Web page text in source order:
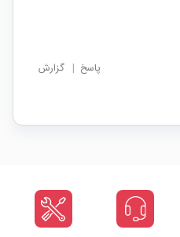
پاسخ | گزارش